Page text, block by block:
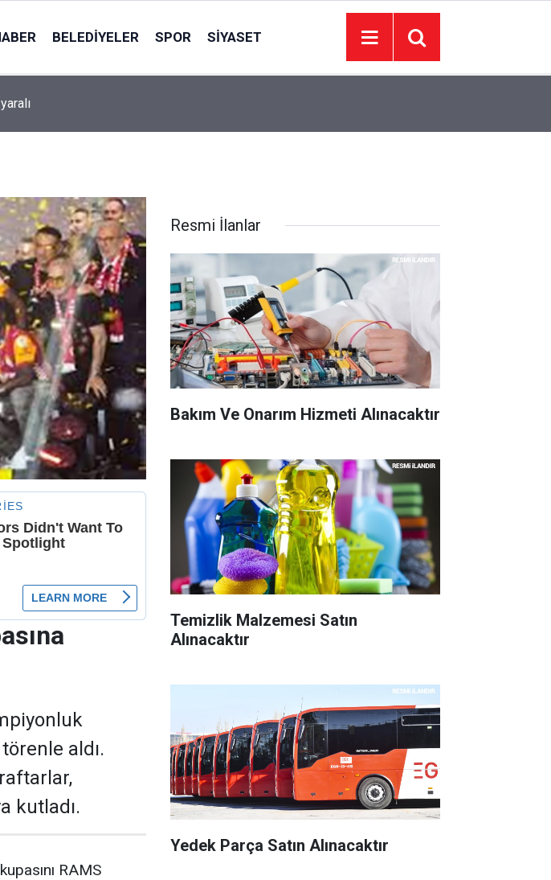
BELEDIYELER SPOR SIYASET
aldı.
kutladı.
RAMS
Resmi İlanlar
Bakım Ve Onarım Hizmeti Alınacaktır
Temizlik Malzemesi Satın
Alınacaktır
Yedek Parça Satın Alınacaktır